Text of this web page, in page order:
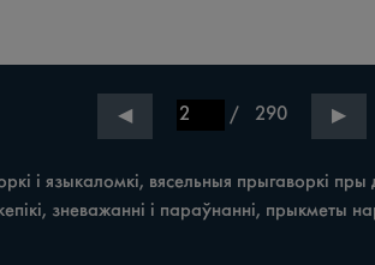
◀ / 290 ▶
языкаломкі, вясельныя прыгаворкі пры
зневажанні i параўнанні, прыкметы